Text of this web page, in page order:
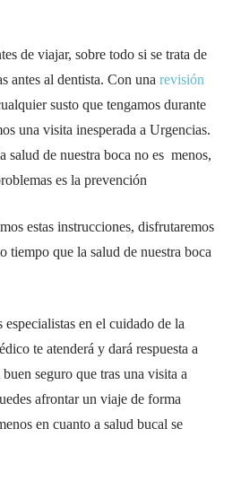
de viajar, sobre todo si se trata de
antes al dentista. Con una revisión
susto que tengamos durante
una visita inesperada a Urgencias.
salud de nuestra boca no es menos,
es la prevención
estas instrucciones, disfrutaremos
tiempo que la salud de nuestra boca
especialistas en el cuidado de la
te atenderá y dará respuesta a
seguro que tras una visita a
afrontar un viaje de forma
en cuanto a salud bucal se